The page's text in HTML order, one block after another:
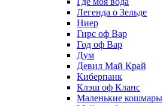
Легенда о Зельде
Ниер
Гирс оф Вар
Год оф Вар
Дум
Девил Май Край
Киберпанк
Клэш оф Кланс
Маленькие кошмары